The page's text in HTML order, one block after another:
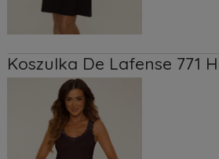
Koszulka De Lafense 771